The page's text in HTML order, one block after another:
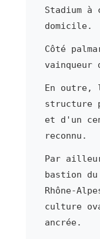
Stadium à
domicile.
Côté
vainqueur
En outre,
structure
et d'un
reconnu.
Par
bastion du
Rhône-
culture
ancrée.